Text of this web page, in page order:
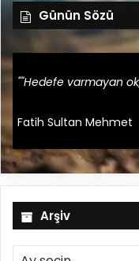
Günün Sözü
""Hedefe varmayan
Fatih Sultan Mehmet
Arşiv